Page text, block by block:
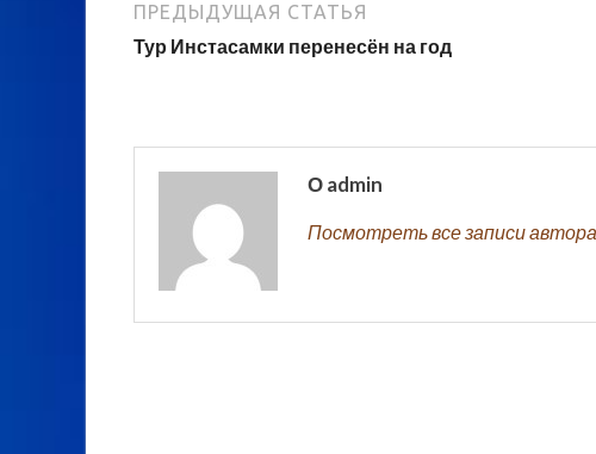
ПРЕДЫДУЩАЯ СТАТЬЯ
Тур Инстасамки перенесён на год
О admin
Посмотреть все записи